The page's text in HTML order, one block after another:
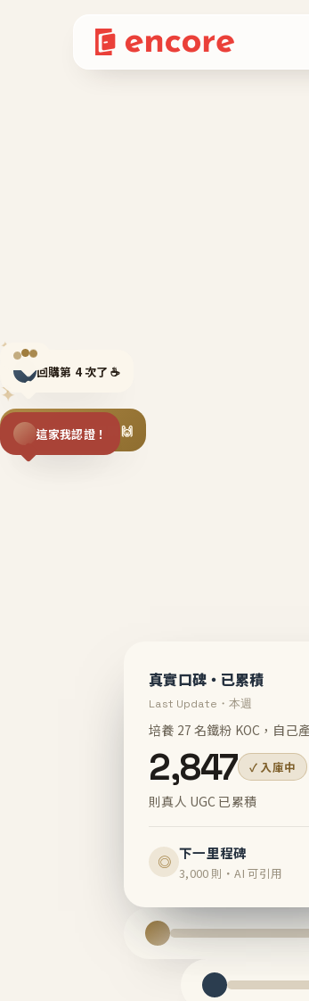
✦
回購第 4 次了 ☕
揪同事一起團購 🙌
這家我認證！
真實口碑・已累積
Last Update・本週
培養 27 名鐵粉 KOC，自己
2,847 ✓ 入庫中
則真人 UGC 已累積
◎ 下一里程碑
3,000 則・AI 可引用